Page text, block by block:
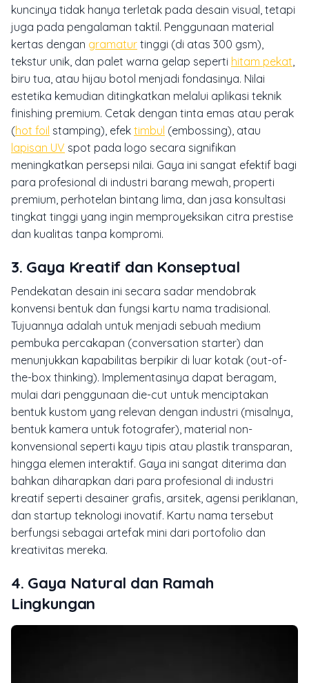
kuncinya tidak hanya terletak pada desain visual, tetapi
juga pada pengalaman taktil. Penggunaan material
kertas dengan gramatur tinggi (di atas 300 gsm),
tekstur unik, dan palet warna gelap seperti hitam pekat,
biru tua, atau hijau botol menjadi fondasinya. Nilai
estetika kemudian ditingkatkan melalui aplikasi teknik
finishing premium. Cetak dengan tinta emas atau perak
(hot foil stamping), efek timbul (embossing), atau
lapisan UV spot pada logo secara signifikan
meningkatkan persepsi nilai. Gaya ini sangat efektif bagi
para profesional di industri barang mewah, properti
premium, perhotelan bintang lima, dan jasa konsultasi
tingkat tinggi yang ingin memproyeksikan citra prestise
dan kualitas tanpa kompromi.
3. Gaya Kreatif dan Konseptual
Pendekatan desain ini secara sadar mendobrak
konvensi bentuk dan fungsi kartu nama tradisional.
Tujuannya adalah untuk menjadi sebuah medium
pembuka percakapan (conversation starter) dan
menunjukkan kapabilitas berpikir di luar kotak (out-of-
the-box thinking). Implementasinya dapat beragam,
mulai dari penggunaan die-cut untuk menciptakan
bentuk kustom yang relevan dengan industri (misalnya,
bentuk kamera untuk fotografer), material non-
konvensional seperti kayu tipis atau plastik transparan,
hingga elemen interaktif. Gaya ini sangat diterima dan
bahkan diharapkan dari para profesional di industri
kreatif seperti desainer grafis, arsitek, agensi periklanan,
dan startup teknologi inovatif. Kartu nama tersebut
berfungsi sebagai artefak mini dari portofolio dan
kreativitas mereka.
4. Gaya Natural dan Ramah
Lingkungan